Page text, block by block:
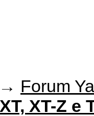
→ Forum
XT-Z e